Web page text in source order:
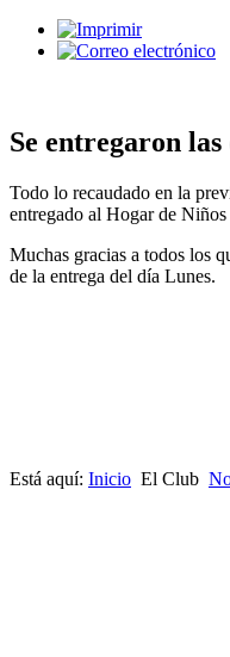
Se entregaron las
Todo lo recaudado en la
entregado al Hogar de
Muchas gracias a todos los
de la entrega del día Lunes.
Está aquí: Inicio El Club